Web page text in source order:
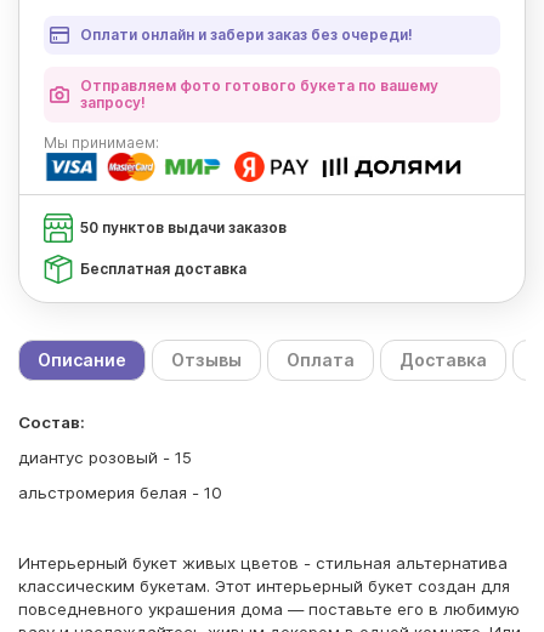
Оплати онлайн и забери заказ без очереди!
Отправляем фото готового букета по вашему
запросу!
Мы принимаем:
50 пунктов выдачи заказов
Бесплатная доставка
Описание Отзывы Оплата Доставка
Состав:
диантус розовый - 15
альстромерия белая - 10
Интерьерный букет живых цветов - стильная альтернатива
классическим букетам. Этот интерьерный букет создан для
повседневного украшения дома — поставьте его в любимую